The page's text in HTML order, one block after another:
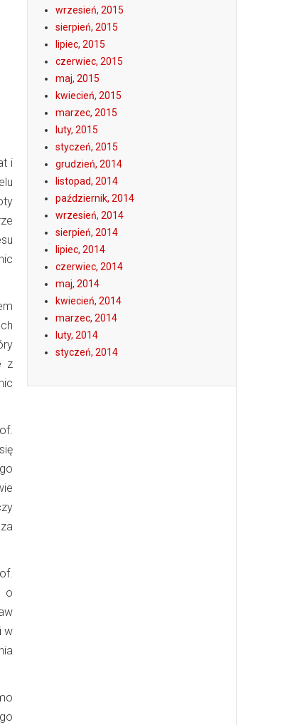
i
z
o
w
wrzesień, 2015
sierpień, 2015
lipiec, 2015
czerwiec, 2015
maj, 2015
kwiecień, 2015
marzec, 2015
luty, 2015
styczeń, 2015
grudzień, 2014
listopad, 2014
październik, 2014
wrzesień, 2014
sierpień, 2014
lipiec, 2014
czerwiec, 2014
maj, 2014
kwiecień, 2014
marzec, 2014
luty, 2014
styczeń, 2014